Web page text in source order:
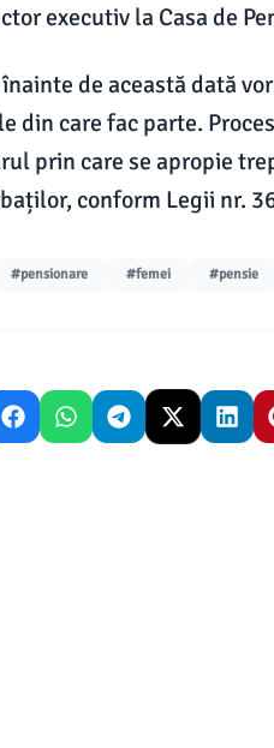
executiv la Casa de
de această dată
din care fac parte.
prin care se apropie
conform Legii nr.
#pensionare #femei #pensie